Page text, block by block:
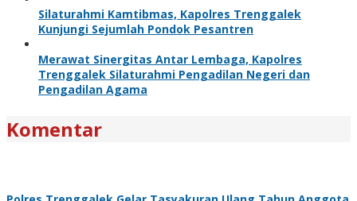
Silaturahmi Kamtibmas, Kapolres Trenggalek
Kunjungi Sejumlah Pondok Pesantren
Merawat Sinergitas Antar Lembaga, Kapolres
Trenggalek Silaturahmi Pengadilan Negeri dan
Pengadilan Agama
Komentar